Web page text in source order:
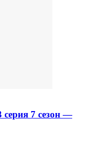
7 сезон —